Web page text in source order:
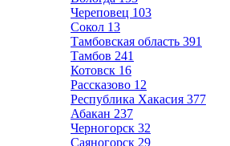
Череповец 103
Сокол 13
Тамбовская область 391
Тамбов 241
Котовск 16
Рассказово 12
Республика Хакасия 377
Абакан 237
Черногорск 32
Саяногорск 29